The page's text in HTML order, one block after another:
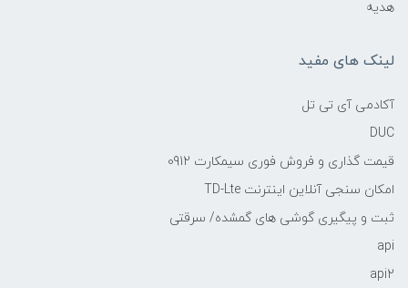
هدیه
لینک های مفید
آکادمی آی تی تل
DUC
قیمت گذاری و فروش فوری سیمکارت 0912
امکان سنجی آنلاین اینترنت TD-Lte
ثبت و پیگیری گوشی های گمشده/ سرقتی
api
api2